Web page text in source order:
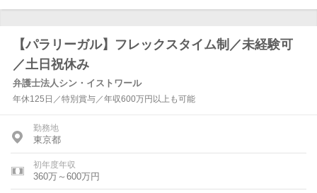
【パラリーガル】フレックスタイム制／未経験可
／土日祝休み
弁護士法人シン・イストワール
年休125日／特別賞与／年収600万円以上も可能
勤務地
東京都
初年度年収
360万～600万円